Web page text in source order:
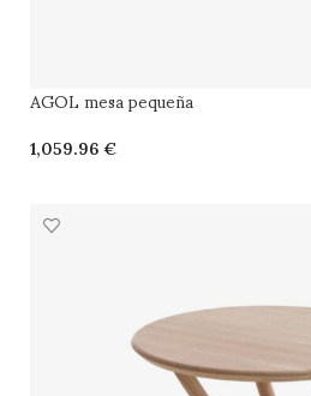
AGOL mesa pequeña
€